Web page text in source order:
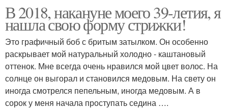
В 2018, накануне моего 39-летия, я
нашла свою форму стрижки!
Это графичный боб с бритым затылком. Он особенно
раскрывает мой натуральный холодно - каштановый
оттенок. Мне всегда очень нравился мой цвет волос. На
солнце он выгорал и становился медовым. На свету он
иногда смотрелся пепельным, иногда медовым. А в
сорок у меня начала проступать седина ….